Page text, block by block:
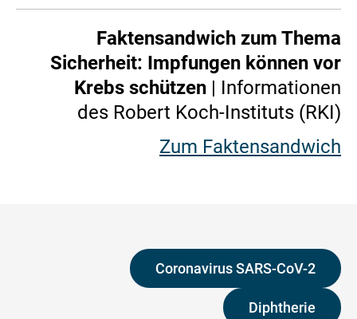
Faktensandwich zum Thema
Sicherheit: Impfungen können vor
Krebs schützen | Informationen
des Robert Koch-Instituts (RKI)
Zum Faktensandwich
Coronavirus SARS-CoV-2
Diphtherie